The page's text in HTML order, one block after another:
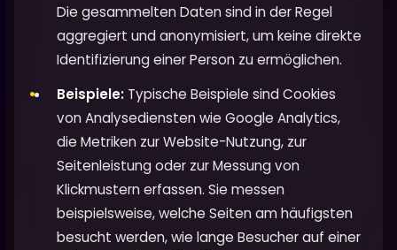
Die gesammelten Daten sind in der Regel
aggregiert und anonymisiert, um keine direkte
Identifizierung einer Person zu ermöglichen.
Beispiele: Typische Beispiele sind Cookies
von Analysediensten wie Google Analytics,
die Metriken zur Website-Nutzung, zur
Seitenleistung oder zur Messung von
Klickmustern erfassen. Sie messen
beispielsweise, welche Seiten am häufigsten
besucht werden, wie lange Besucher auf einer